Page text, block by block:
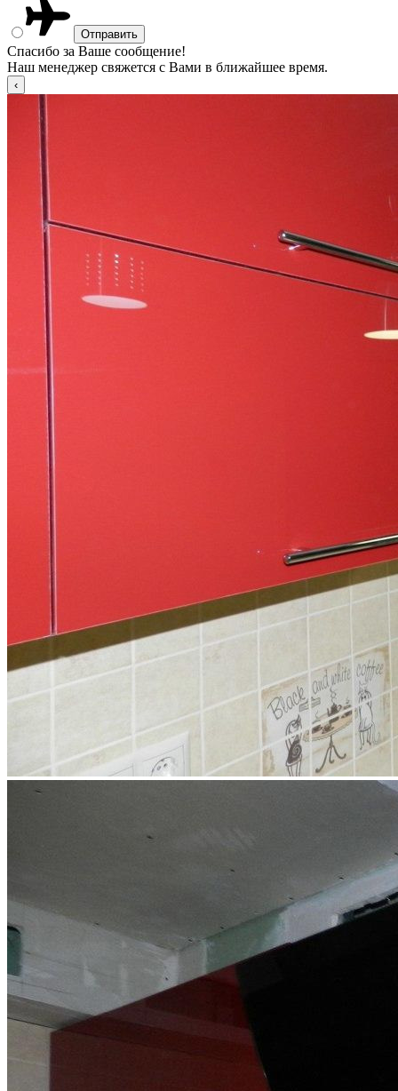
Спасибо за Ваше сообщение!
Наш менеджер свяжется с Вами в ближайшее время.